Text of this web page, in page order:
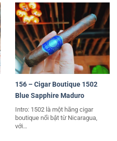
156 – Cigar Boutique 1502
Blue Sapphire Maduro
Intro: 1502 là một hãng cigar
boutique nổi bật từ Nicaragua,
với…